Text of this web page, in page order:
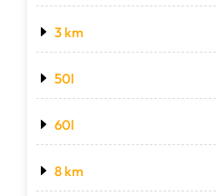
3 km
50l
60l
8 km